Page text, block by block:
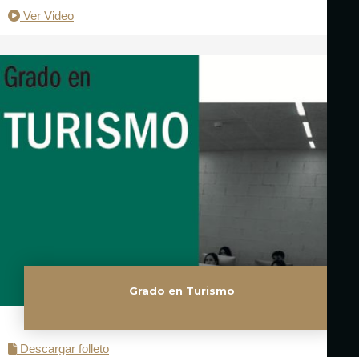
Ver Video
Grado en Turismo
Descargar folleto